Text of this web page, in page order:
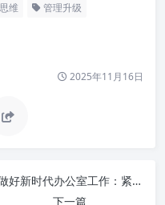
维 管理升级
2025年11月16日
做好新时代办公室工作：紧扭“三根针”，成就卓越新篇章
下一篇
从“事务性”到“战略